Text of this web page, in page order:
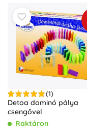
(1)
Detoa dominó pálya
csengővel
Raktáron